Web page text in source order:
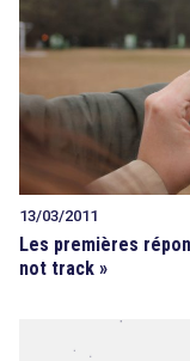
13/03/2011
Les premières
not track »